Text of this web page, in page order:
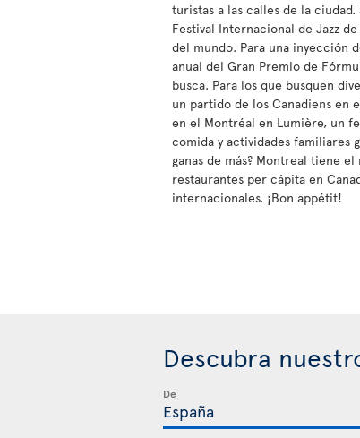
turistas a las calles de la
Festival Internacional de Jazz
del mundo. Para una inyección
anual del Gran Premio de
busca. Para los que busquen
un partido de los Canadiens en
en el Montréal en Lumière, un
comida y actividades familiares
ganas de más? Montreal tiene
restaurantes per cápita en
internacionales. ¡Bon appétit!
Descubra
De